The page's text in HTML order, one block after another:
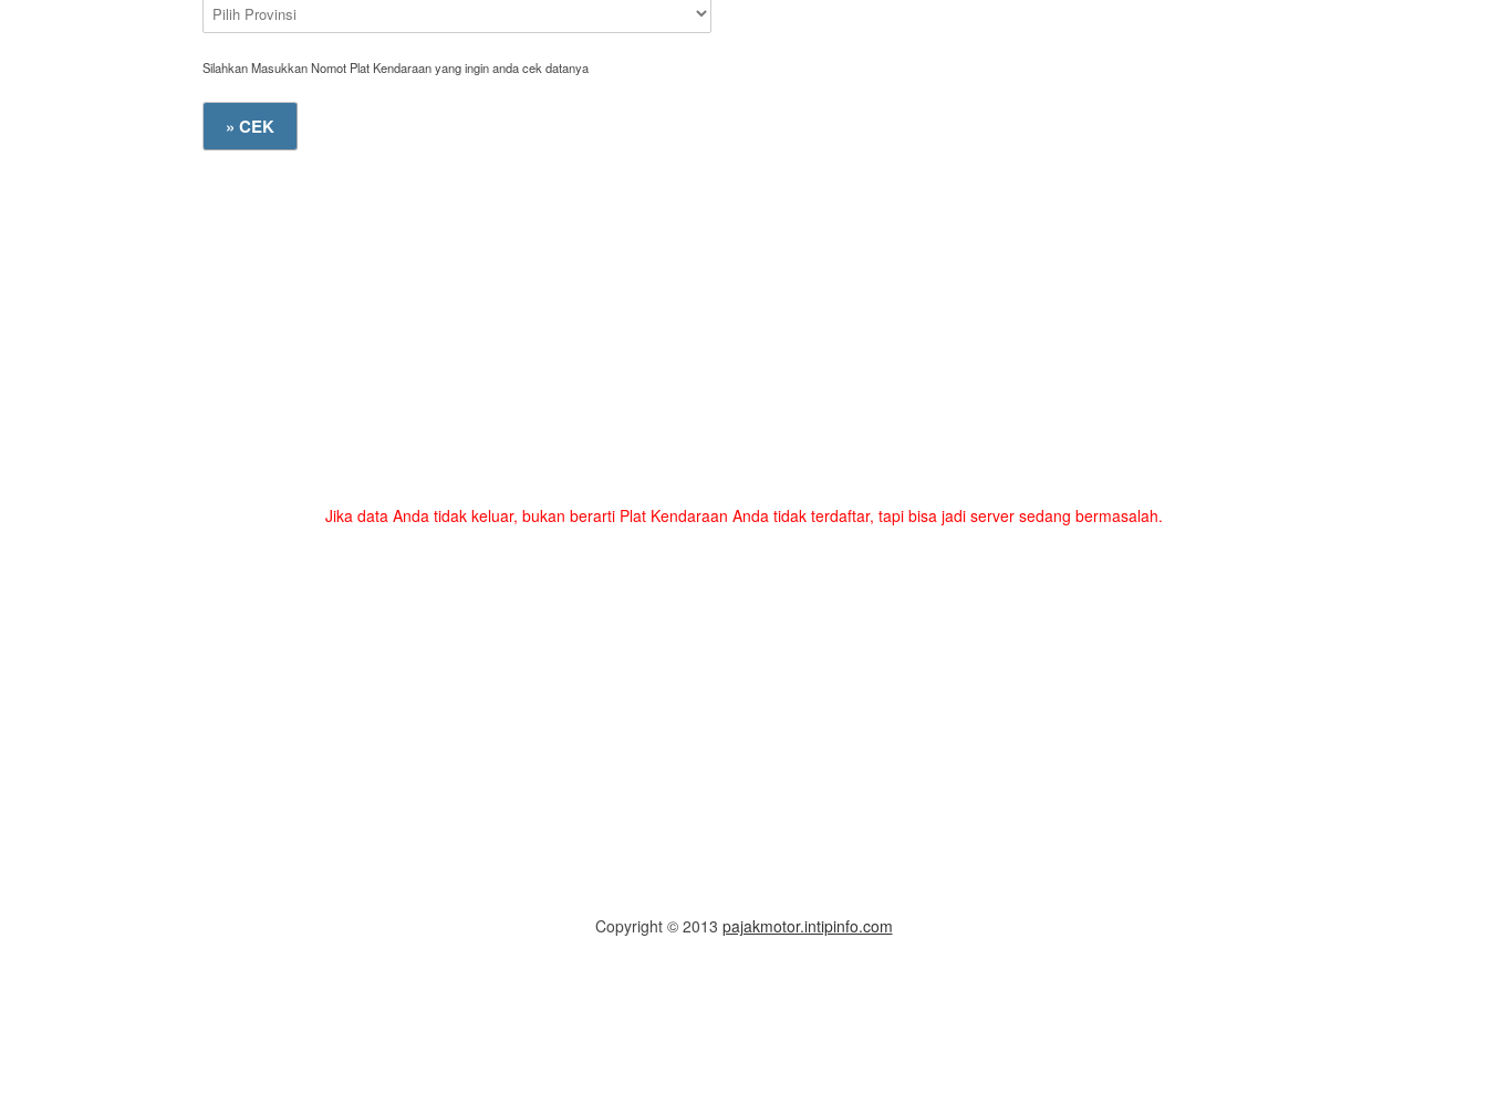
Silahkan Masukkan Nomot Plat Kendaraan yang ingin anda cek datanya
Jika data Anda tidak keluar, bukan berarti Plat Kendaraan Anda tidak terdaftar, tapi bisa jadi server sedang bermasalah.
Copyright © 2013 pajakmotor.intipinfo.com